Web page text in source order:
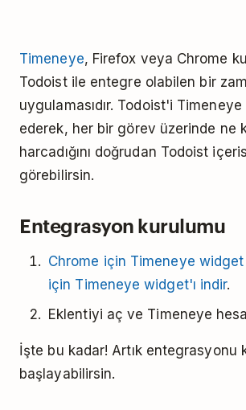
Timeneye, Firefox veya Chrome
Todoist ile entegre olabilen bir
uygulamasıdır. Todoist'i
ederek, her bir görev üzerinde ne
harcadığını doğrudan Todoist
görebilirsin.
Entegrasyon kurulumu
Chrome için Timeneye widget
için Timeneye widget'ı indir.
Eklentiyi aç ve Timeneye
İşte bu kadar! Artık entegrasyonu
başlayabilirsin.